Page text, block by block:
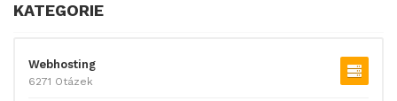
KATEGORIE
Webhosting
6271 Otázek